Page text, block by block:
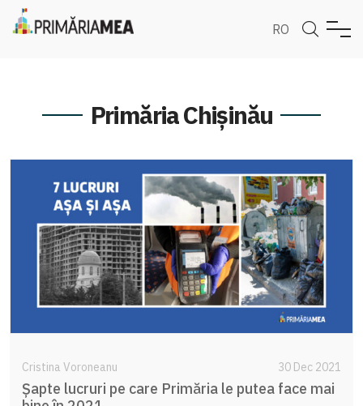
RO
Primăria Chișinău
Cristina Voroneanu 30 Dec 2021
Șapte lucruri pe care Primăria le putea face mai